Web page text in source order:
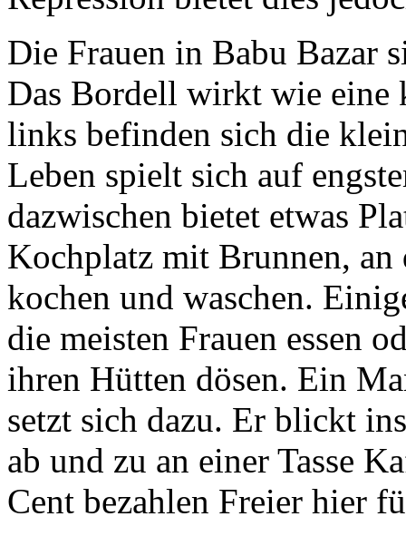
Die Frauen in Babu Bazar
Das Bordell wirkt wie eine
links befinden sich die
Leben spielt sich auf
dazwischen bietet etwas
Kochplatz mit Brunnen, an
kochen und waschen.
die meisten Frauen essen
ihren Hütten dösen. Ein
setzt sich dazu. Er blickt
ab und zu an einer Tasse
Cent bezahlen Freier hier